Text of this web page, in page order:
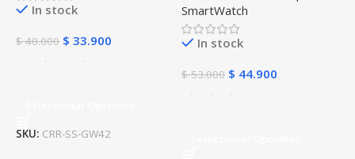
In stock
$40.000 $ 33.900
SKU: CRR-SS-GW42
SmartWatch
In stock
$53.000 $ 44.900